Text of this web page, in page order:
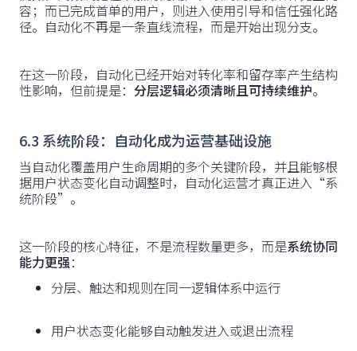
容；而已完成首单的用户，则进入使用引导和信任强化路
径。自动化不再是一条直线流程，而是开始出现分支。
在这一阶段，自动化已经开始对转化率和留存率产生结构
性影响，但前提是： 分层逻辑必须清晰且可持续维护。
6.3 系统阶段：自动化成为运营基础设施
当自动化覆盖用户生命周期的多个关键阶段，并且能够根
据用户状态变化自动调整时，自动化运营才真正进入“系
统阶段”。
这一阶段的核心特征，不是流程数量更多，而是系统协同
能力更强：
分层、触达和规则在同一逻辑体系中运行
用户状态变化能够自动触发进入或退出流程